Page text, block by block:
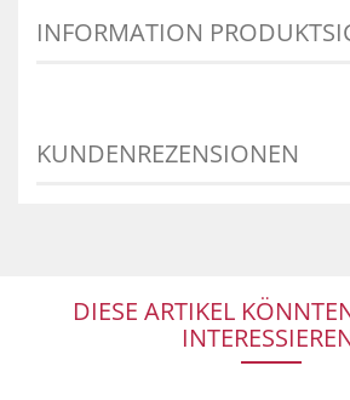
INFORMATION
KUNDENREZENSIONEN
DIESE ARTIKEL